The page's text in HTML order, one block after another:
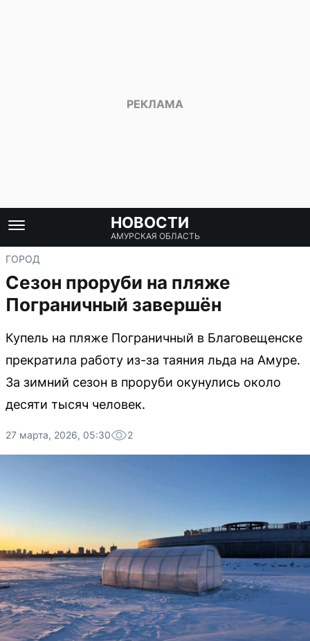
НОВОСТИ
АМУРСКАЯ ОБЛАСТЬ
ГОРОД
Сезон проруби на пляже
Пограничный завершён
Купель на пляже Пограничный в Благовещенске
прекратила работу из-за таяния льда на Амуре.
За зимний сезон в проруби окунулись около
десяти тысяч человек.
27 марта, 2026, 05:30 2